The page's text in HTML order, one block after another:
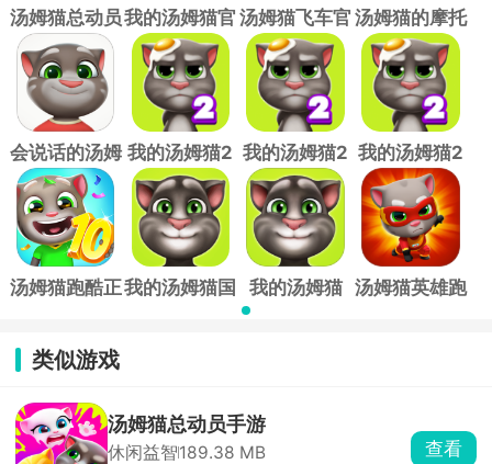
汤姆猫总动员
手游
我的汤姆猫官
方版
汤姆猫飞车官
方正版
汤姆猫的摩托
艇官方版
会说话的汤姆
猫官方正版
我的汤姆猫2
内购破解版
我的汤姆猫2
无限金币无限
星星版
我的汤姆猫2
破解版无限金
币钻石
汤姆猫跑酷正我的汤姆猫国
我的汤姆猫
2026最新版
汤姆猫英雄跑
类似游戏
汤姆猫总动员手游
休闲益智189.38 MB
查看